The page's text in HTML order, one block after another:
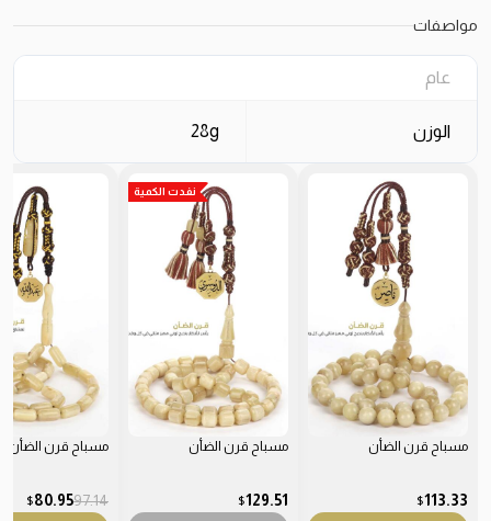
مواصفات
عام
الوزن 28g
مسباح قرن الضأن
113.33
$
نفدت الكمية
مسباح قرن الضأن
129.51
$
مسباح قرن الضأن
97.14
80.95
$